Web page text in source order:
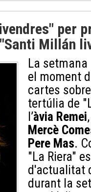
per
Millán
La
el moment
cartes
tertúlia de
l’àvia Remei
Mercè
Pere Mas.
"La Riera"
d'actualitat
durant la